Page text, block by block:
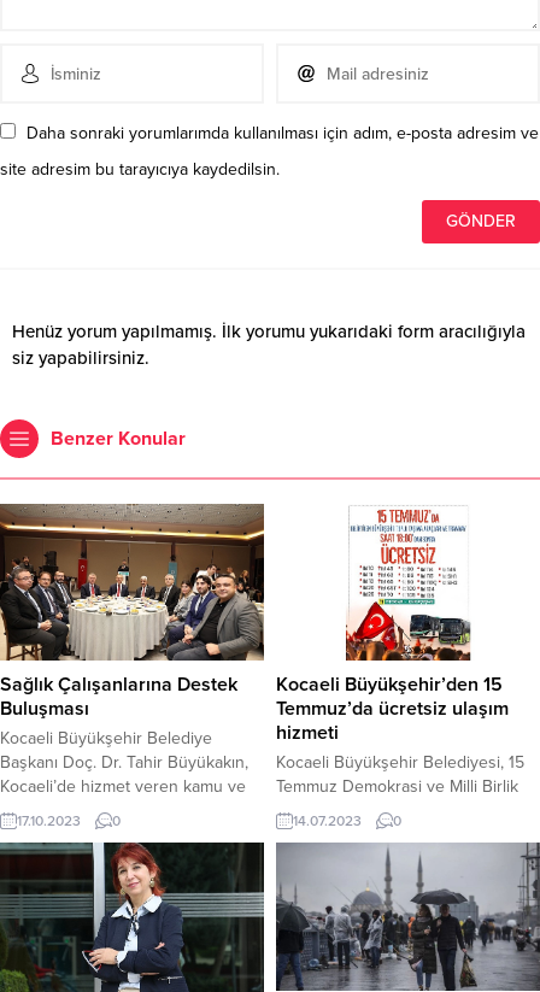
Daha sonraki yorumlarımda kullanılması için adım, e-posta adresim ve
site adresim bu tarayıcıya kaydedilsin.
Henüz yorum yapılmamış. İlk yorumu yukarıdaki form aracılığıyla
siz yapabilirsiniz.
Benzer Konular
Sağlık Çalışanlarına Destek
Buluşması
Kocaeli Büyükşehir Belediye
Başkanı Doç. Dr. Tahir Büyükakın,
Kocaeli’de hizmet veren kamu ve
özel hastanelerin başhekimleri,
doktorları ve hastane müdürleriyle
bir araya geldi. İl Sağlık
Müdürlüğünün düzenlediği ve
Kocaeli Büyükşehir Bekediyesi’nin
ev sahipliği yaptığı programa
Başkan Büyükakın’ın yanı sıra
Kocaeli Valisi Seddar Yavuz, AK
17.10.2023 0
Kocaeli Büyükşehir’den 15
Temmuz’da ücretsiz ulaşım
hizmeti
Kocaeli Büyükşehir Belediyesi, 15
Temmuz Demokrasi ve Milli Birlik
Günü’nde saat 18.00 itibariyle
kendi bünyesine ait belli otobüs
hat ve tramvaylarda gece 01.00’a
kadar ücretsiz ulaşım hizmeti
verecek. 18.00’DAN SONRA 15
Temmuz Demokrasi ve Milli Birlik
Günü kapsamında bu yılki program
İzmit Seka Park’ta
14.07.2023 0